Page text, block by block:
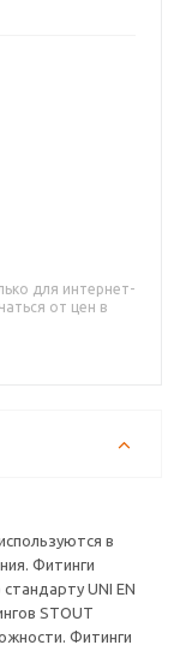
для интернет-
от цен в
в
Фитинги
UNI EN
STOUT
Фитинги